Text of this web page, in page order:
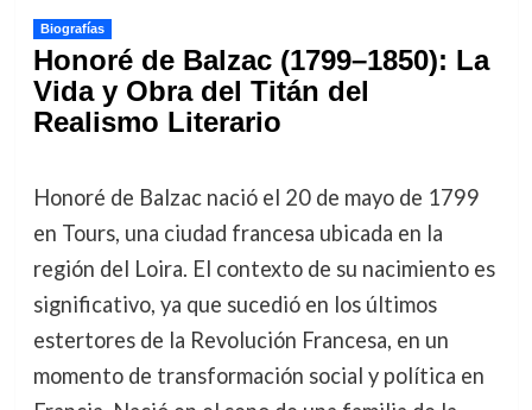
Biografías
Honoré de Balzac (1799–1850): La
Vida y Obra del Titán del
Realismo Literario
Honoré de Balzac nació el 20 de mayo de 1799
en Tours, una ciudad francesa ubicada en la
región del Loira. El contexto de su nacimiento es
significativo, ya que sucedió en los últimos
estertores de la Revolución Francesa, en un
momento de transformación social y política en